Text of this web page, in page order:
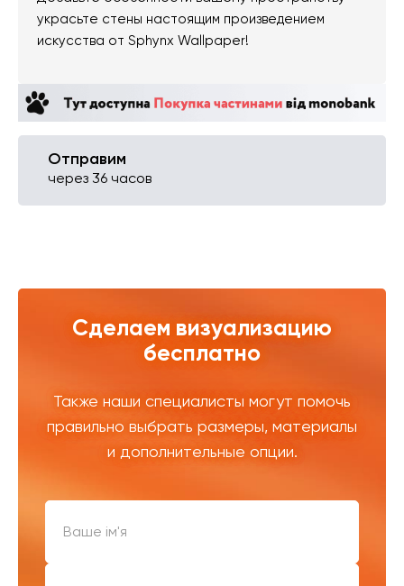
украсьте стены настоящим произведением
искусства от Sphynx Wallpaper!
Отправим
через 36 часов
Сделаем визуализацию
бесплатно
Также наши специалисты могут помочь
правильно выбрать размеры, материалы
и дополнительные опции.